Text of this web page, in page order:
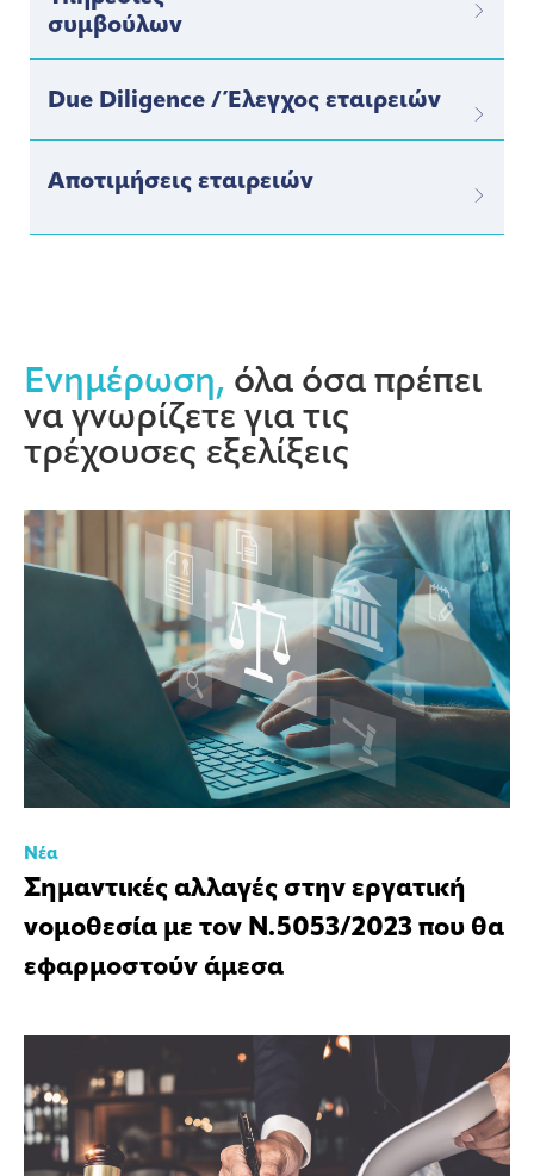
συμβούλων
Due Diligence / Έλεγχος εταιρειών
Αποτιμήσεις εταιρειών
Ενημέρωση, όλα όσα πρέπει
να γνωρίζετε για τις
τρέχουσες εξελίξεις
Νέα
Σημαντικές αλλαγές στην εργατική
νομοθεσία με τον Ν.5053/2023 που θα
εφαρμοστούν άμεσα